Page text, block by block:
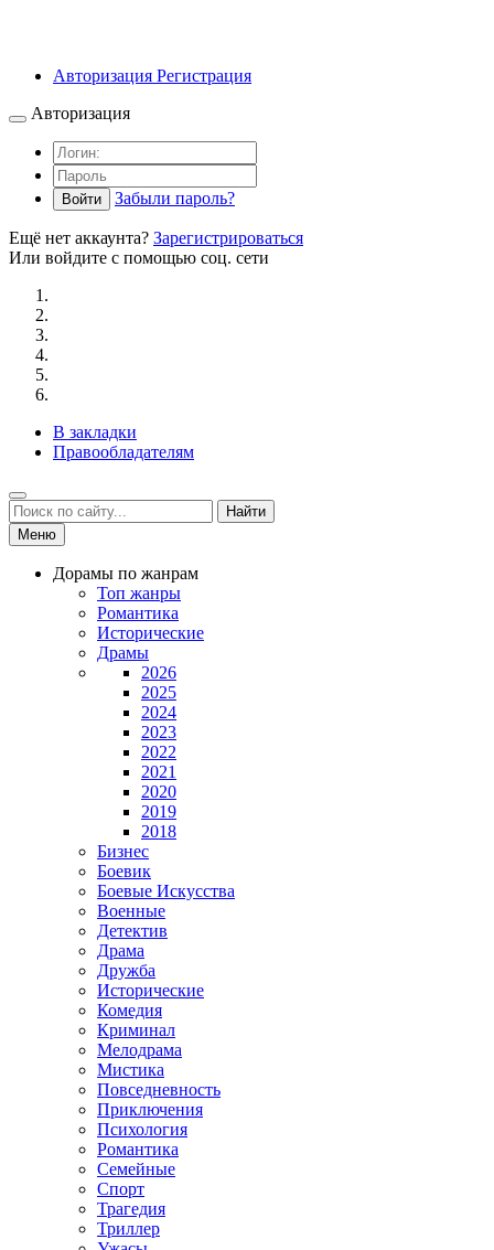
Авторизация Регистрация
Авторизация
Войти Забыли пароль?
Ещё нет аккаунта? Зарегистрироваться
Или войдите с помощью соц. сети
В закладки
Правообладателям
Найти
Меню
Дорамы по жанрам
Топ жанры
Романтика
Исторические
Драмы
2026
2025
2024
2023
2022
2021
2020
2019
2018
Бизнес
Боевик
Боевые Искусства
Военные
Детектив
Драма
Дружба
Исторические
Комедия
Криминал
Мелодрама
Мистика
Повседневность
Приключения
Психология
Романтика
Семейные
Спорт
Трагедия
Триллер